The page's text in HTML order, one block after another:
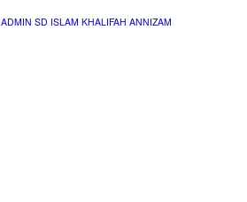
ADMIN SD ISLAM KHALIFAH ANNIZAM